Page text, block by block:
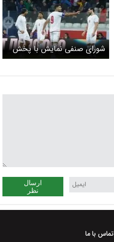
شورای صنفی نمایش با پخش
بازی‌های فوتبال ایران در سینما
ارسال
نظر
تماس با ما